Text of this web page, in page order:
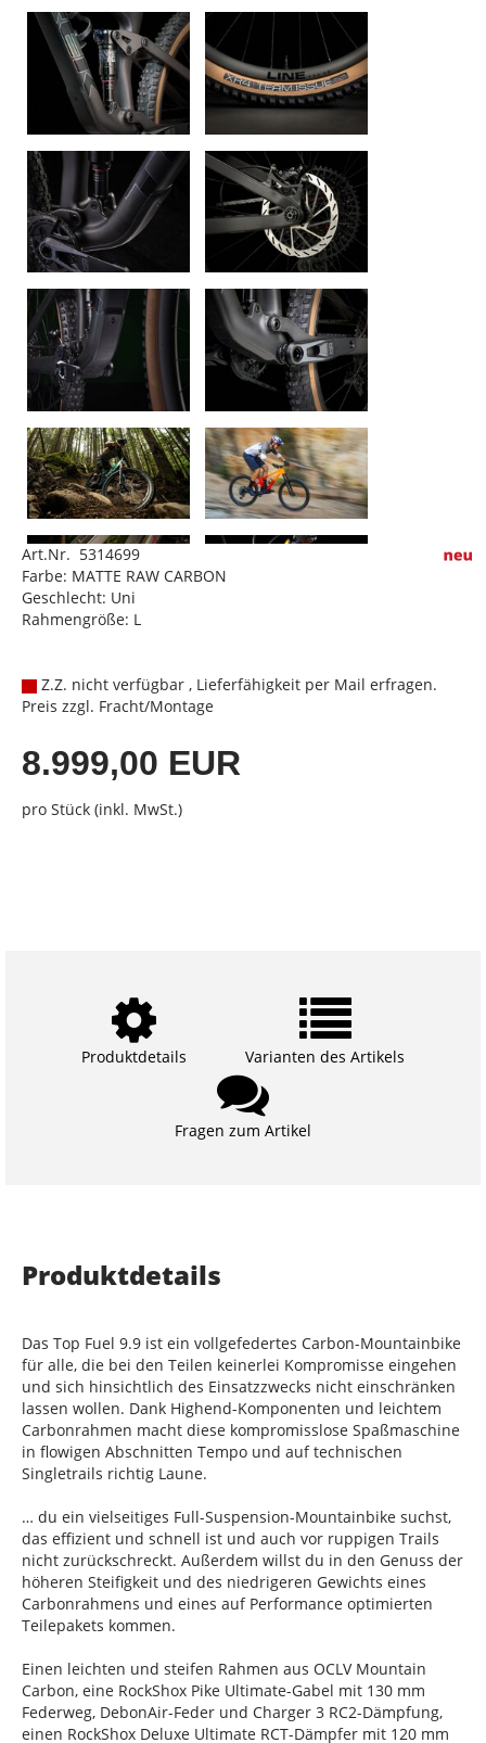
Art.Nr. 5314699
Farbe: MATTE RAW CARBON
Geschlecht: Uni
Rahmengröße: L
Z.Z. nicht verfügbar , Lieferfähigkeit per Mail erfragen.
Preis zzgl. Fracht/Montage
8.999,00 EUR
pro Stück (inkl. MwSt.)
Produktdetails Varianten des Artikels
Fragen zum Artikel
Produktdetails
Das Top Fuel 9.9 ist ein vollgefedertes Carbon-Mountainbike
für alle, die bei den Teilen keinerlei Kompromisse eingehen
und sich hinsichtlich des Einsatzzwecks nicht einschränken
lassen wollen. Dank Highend-Komponenten und leichtem
Carbonrahmen macht diese kompromisslose Spaßmaschine
in flowigen Abschnitten Tempo und auf technischen
Singletrails richtig Laune.
… du ein vielseitiges Full-Suspension-Mountainbike suchst,
das effizient und schnell ist und auch vor ruppigen Trails
nicht zurückschreckt. Außerdem willst du in den Genuss der
höheren Steifigkeit und des niedrigeren Gewichts eines
Carbonrahmens und eines auf Performance optimierten
Teilepakets kommen.
Einen leichten und steifen Rahmen aus OCLV Mountain
Carbon, eine RockShox Pike Ultimate-Gabel mit 130 mm
Federweg, DebonAir-Feder und Charger 3 RC2-Dämpfung,
einen RockShox Deluxe Ultimate RCT-Dämpfer mit 120 mm